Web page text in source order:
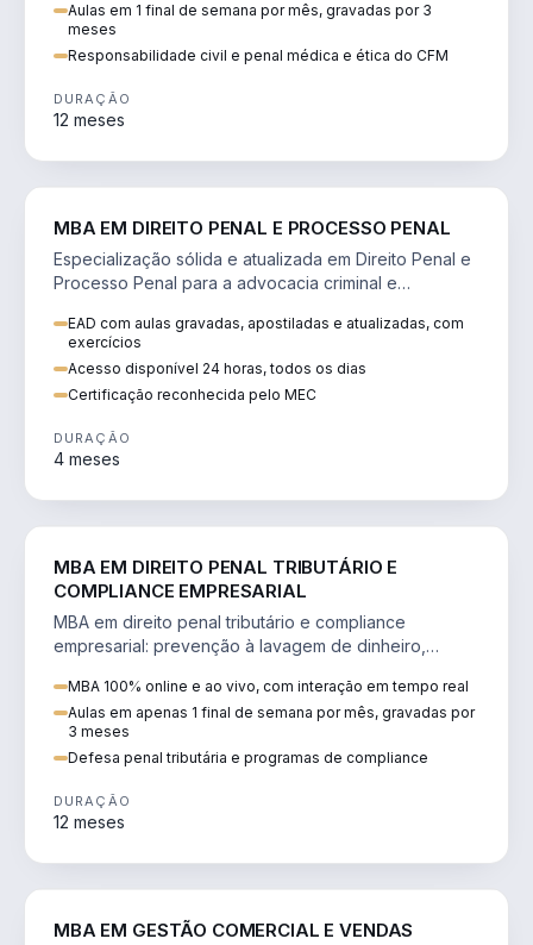
Aulas em 1 final de semana por mês, gravadas por 3
meses
Responsabilidade civil e penal médica e ética do CFM
DURAÇÃO
12 meses
MBA EM DIREITO PENAL E PROCESSO PENAL
Especialização sólida e atualizada em Direito Penal e
Processo Penal para a advocacia criminal e
EAD com aulas gravadas, apostiladas e atualizadas, com
exercícios
Acesso disponível 24 horas, todos os dias
Certificação reconhecida pelo MEC
DURAÇÃO
4 meses
MBA EM DIREITO PENAL TRIBUTÁRIO E
COMPLIANCE EMPRESARIAL
MBA em direito penal tributário e compliance
empresarial: prevenção à lavagem de dinheiro,
MBA 100% online e ao vivo, com interação em tempo real
Aulas em apenas 1 final de semana por mês, gravadas por
3 meses
Defesa penal tributária e programas de compliance
DURAÇÃO
12 meses
MBA EM GESTÃO COMERCIAL E VENDAS